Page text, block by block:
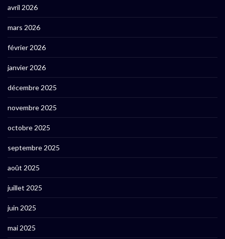
avril 2026
mars 2026
février 2026
janvier 2026
décembre 2025
novembre 2025
octobre 2025
septembre 2025
août 2025
juillet 2025
juin 2025
mai 2025